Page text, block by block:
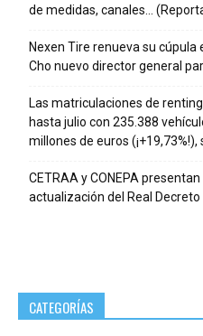
de medidas, canales…
Nexen Tire renueva su cúpula
Cho nuevo director general
Las matriculaciones de
hasta julio con 235.388
millones de euros (¡+19,73%!),
CETRAA y CONEPA
actualización del Real Decreto
CATEGORÍAS